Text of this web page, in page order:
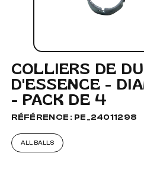
COLLIERS DE
D'ESSENCE -
- PACK DE 4
RÉFÉRENCE : PE_24011298
ALL BALLS